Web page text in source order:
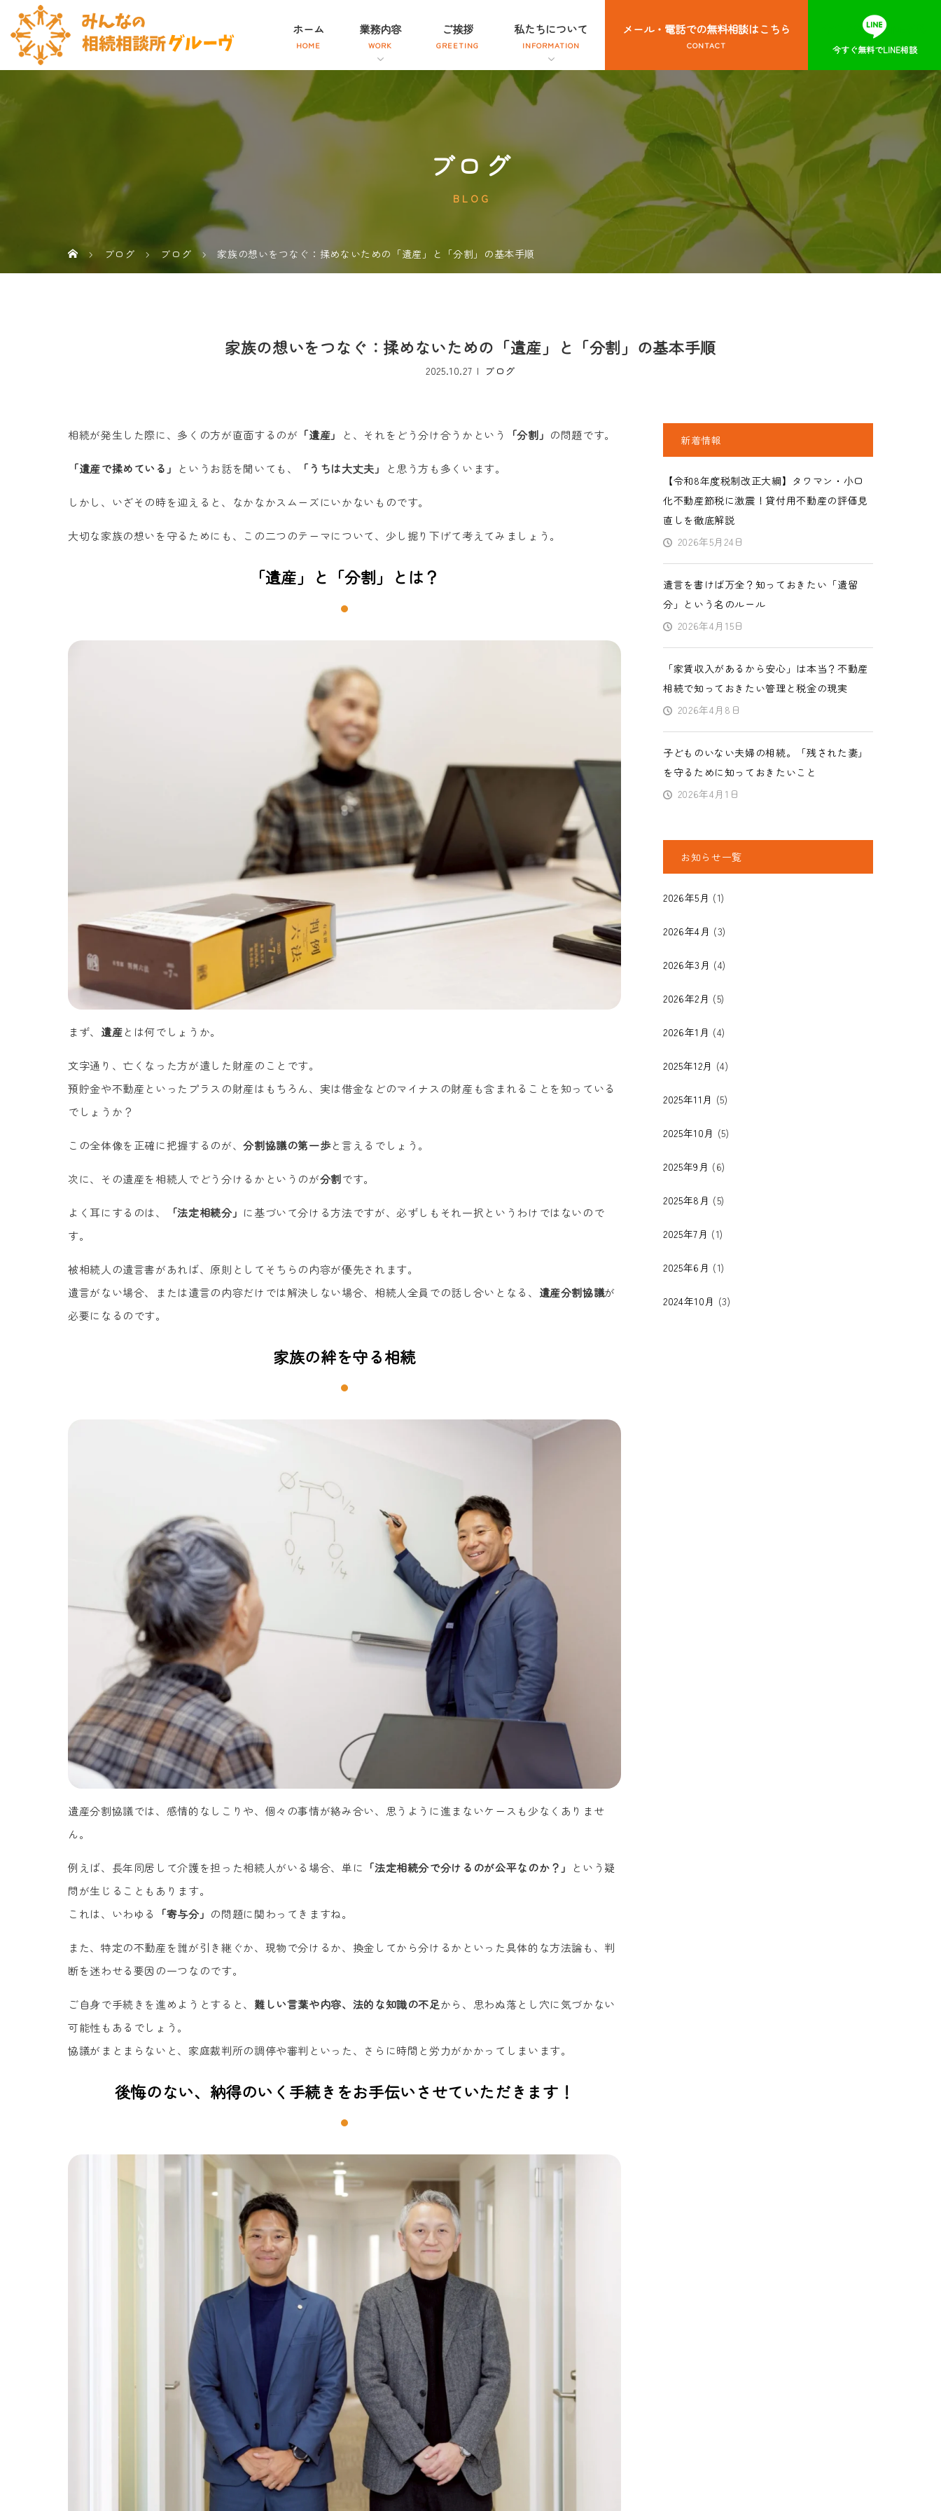
ホーム 業務内容 ご挨拶 私たちについて メール・電話での無料相談はこちら 今すぐ無料でLINE相談
ブログ
BLOG
ブログ ブログ 家族の想いをつなぐ：揉めないための「遺産」と「分割」の基本手順
家族の想いをつなぐ：揉めないための「遺産」と「分割」の基本手順
2025.10.27 ブログ
相続が発生した際に、多くの方が直面するのが 「遺産」 と、それをどう分け合うかという 「分割」 の問題です。
「遺産で揉めている」 というお話を聞いても、 「うちは大丈夫」 と思う方も多くいます。
しかし、いざその時を迎えると、なかなかスムーズにいかないものです。
大切な家族の想いを守るためにも、この二つのテーマについて、少し掘り下げて考えてみましょう。
「遺産」と「分割」とは？
まず、 遺産とは何でしょうか。
文字通り、亡くなった方が遺した財産のことです。
預貯金や不動産といったプラスの財産はもちろん、実は借金などのマイナスの財産も含まれることを知っている
でしょうか？
この全体像を正確に把握するのが、分割協議の第一歩と言えるでしょう。
次に、その遺産を相続人でどう分けるかというのが分割です。
よく耳にするのは、 「法定相続分」 に基づいて分ける方法ですが、必ずしもそれ一択というわけではないので
す。
被相続人の遺言書があれば、原則としてそちらの内容が優先されます。
遺言がない場合、または遺言の内容だけでは解決しない場合、相続人全員での話し合いとなる、 遺産分割協議が
必要になるのです。
家族の絆を守る相続
遺産分割協議では、感情的なしこりや、個々の事情が絡み合い、思うように進まないケースも少なくありませ
ん。
例えば、長年同居して介護を担った相続人がいる場合、単に 「法定相続分で分けるのが公平なのか？」
という疑
問が生じることもあります。
これは、いわゆる
「寄与分」 の問題に関わってきますね。
また、特定の不動産を誰が引き継ぐか、現物で分けるか、換金してから分けるかといった具体的な方法論も、判
断を迷わせる要因の一つなのです。
ご自身で手続きを進めようとすると、 難しい言葉や内容、法的な知識の不足から、思わぬ落とし穴に気づかない
可能性もあるでしょう。
協議がまとまらないと、家庭裁判所の調停や審判といった、さらに時間と労力がかかってしまいます。
後悔のない、納得のいく手続きをお手伝いさせていただきます！
新着情報
【令和8年度税制改正大綱】タワマン・小口
化不動産節税に激震！貸付用不動産の評価見
直しを徹底解説
2026年5月24日
遺言を書けば万全？知っておきたい「遺留
分」という名のルール
2026年4月15日
「家賃収入があるから安心」は本当？不動産
相続で知っておきたい管理と税金の現実
2026年4月8日
子どものいない夫婦の相続。「残された妻」
を守るために知っておきたいこと
2026年4月1日
お知らせ一覧
2026年5月 (1)
2026年4月 (3)
2026年3月 (4)
2026年2月 (5)
2026年1月 (4)
2025年12月 (4)
2025年11月 (5)
2025年10月 (5)
2025年9月 (6)
2025年8月 (5)
2025年7月 (1)
2025年6月 (1)
2024年10月 (3)